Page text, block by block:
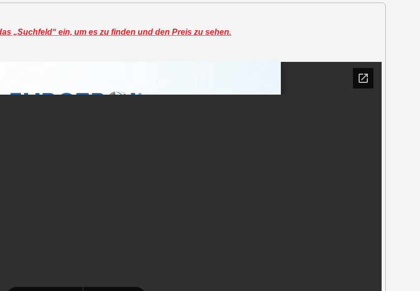
„Suchfeld“ ein, um es zu finden und den Preis zu sehen.